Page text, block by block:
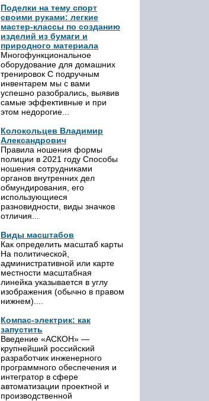
Поделки на тему спорт
своими руками: легкие
мастер-классы по созданию
изделий из бумаги и
природного материала
Многофункциональное
оборудование для домашних
тренировок С подручным
инвентарем мы с вами
успешно разобрались, выявив
самые эффективные и при
этом недорогие...
Колокольцев Владимир
Александрович
Правила ношения формы
полиции в 2021 году Способы
ношения сотрудниками
органов внутренних дел
обмундирования, его
использующиеся
разновидности, виды значков
отличия...
Виды масштабов
Как определить масштаб карты
На политической,
административной или карте
местности масштабная
линейка указывается в углу
изображения (обычно в правом
нижнем)....
Компас-электрик: как
запустить
Введение «АСКОН» —
крупнейший российский
разработчик инженерного
программного обеспечения и
интегратор в сфере
автоматизации проектной и
производственной